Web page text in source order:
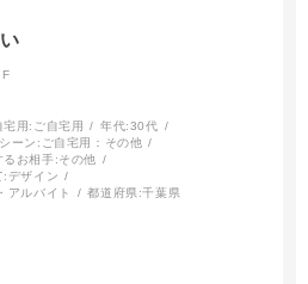
F
宅用: ご自宅用 年代:30代
シーン: ご自宅用：その他
るお相手:その他
: デザイン
アルバイト 都道府県:千葉県